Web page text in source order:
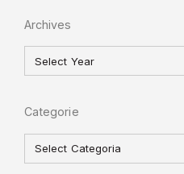
Archives
Categorie